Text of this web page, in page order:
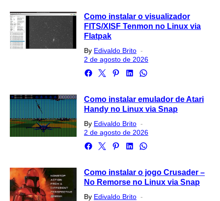
Como instalar o visualizador
FITS/XISF Tenmon no Linux via
Flatpak
By Edivaldo Brito
on
2 de agosto de 2026
Como instalar emulador de Atari
Handy no Linux via Snap
By Edivaldo Brito
on
2 de agosto de 2026
Como instalar o jogo Crusader –
No Remorse no Linux via Snap
By Edivaldo Brito